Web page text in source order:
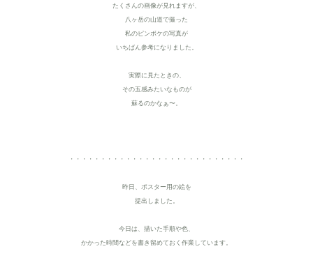
たくさんの画像が見れますが、
八ヶ岳の山道で撮った
私のピンボケの写真が
いちばん参考になりました。
実際に見たときの、
その五感みたいなものが
蘇るのかなぁ〜。
・・・・・・・・・・・・・・・・・・・・・・・・・・・・
昨日、ポスター用の絵を
提出しました。
今日は、描いた手順や色、
かかった時間などを書き留めておく作業しています。